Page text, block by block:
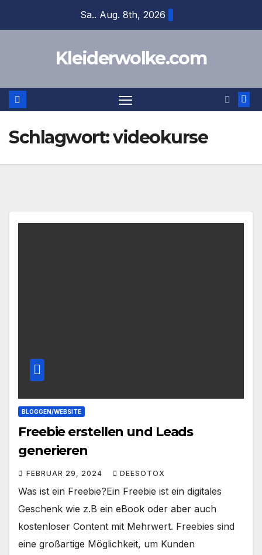
Sa.. Aug. 8th, 2026
Kleiderwolke.com
Schlagwort:videokurse
BLOGGEN/WEBSITE
Freebie erstellen und Leads
generieren
FEBRUAR 29, 2024 DEESOTOX
Was ist ein Freebie?Ein Freebie ist ein digitales
Geschenk wie z.B ein eBook oder aber auch
kostenloser Content mit Mehrwert. Freebies sind
eine großartige Möglichkeit, um Kunden